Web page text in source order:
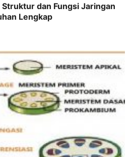
dan Fungsi Jaringan
Lengkap